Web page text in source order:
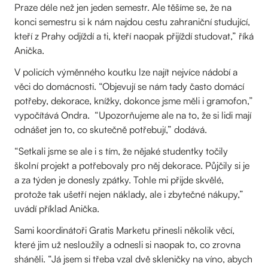
Praze déle než jen jeden semestr. Ale těšíme se, že na
konci semestru si k nám najdou cestu zahraniční studující,
kteří z Prahy odjíždí a ti, kteří naopak přijíždí studovat,” říká
Anička.
V policích výměnného koutku lze najít nejvíce nádobí a
věci do domácnosti. “Objevují se nám tady často domácí
potřeby, dekorace, knížky, dokonce jsme měli i gramofon,”
vypočítává Ondra. “Upozorňujeme ale na to, že si lidi mají
odnášet jen to, co skutečně potřebují,” dodává.
“Setkali jsme se ale i s tím, že nějaké studentky točily
školní projekt a potřebovaly pro něj dekorace. Půjčily si je
a za týden je donesly zpátky. Tohle mi přijde skvělé,
protože tak ušetří nejen náklady, ale i zbytečné nákupy,”
uvádí příklad Anička.
Sami koordinátoři Gratis Marketu přinesli několik věcí,
které jim už nesloužily a odnesli si naopak to, co zrovna
sháněli. “Já jsem si třeba vzal dvě skleničky na víno, abych